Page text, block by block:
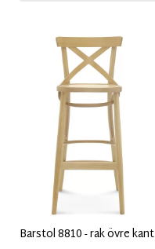
Barstol 8810 - rak övre kant